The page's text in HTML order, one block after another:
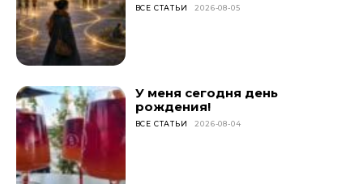
ВСЕ СТАТЬИ 2026-08-05
У меня сегодня день
рождения!
ВСЕ СТАТЬИ 2026-08-04